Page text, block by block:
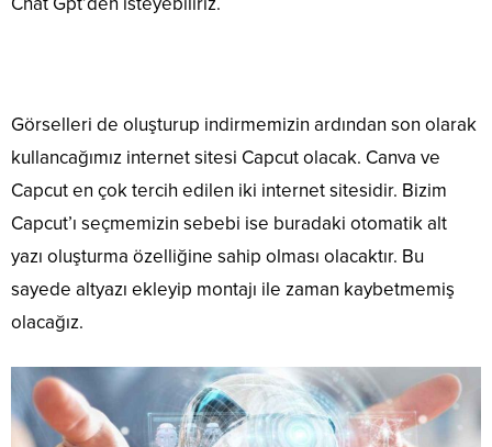
Görselleri de oluşturup indirmemizin ardından son olarak
kullancağımız internet sitesi Capcut olacak. Canva ve
Capcut en çok tercih edilen iki internet sitesidir. Bizim
Capcut’ı seçmemizin sebebi ise buradaki otomatik alt
yazı oluşturma özelliğine sahip olması olacaktır. Bu
sayede altyazı ekleyip montajı ile zaman kaybetmemiş
olacağız.